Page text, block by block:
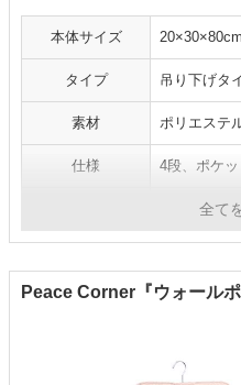
本体サイズ
タイプ 吊り下げタ
素材 ポリエステ
仕様 4段、ポケ
アイボリー
全て
Peace Corner『ウォールポ